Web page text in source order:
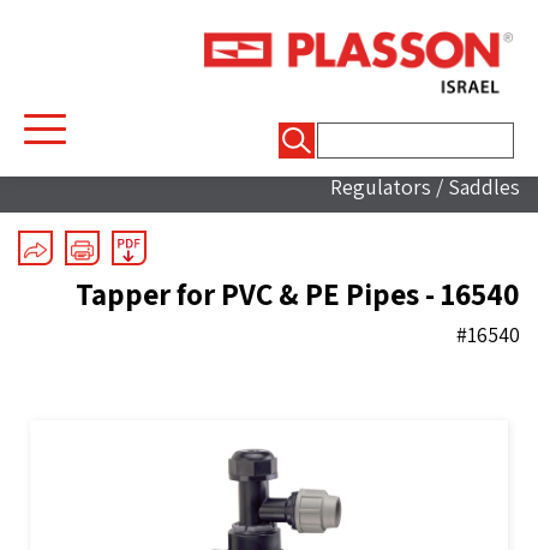
Mechanical Fittings/Valves & Pressure
Regulators / Saddles
Tapper for PVC & PE Pipes - 16540
#16540